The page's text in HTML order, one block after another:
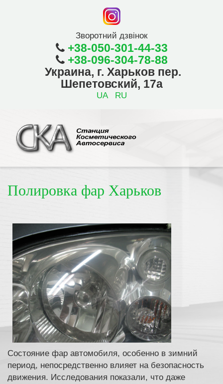
Зворотний дзвінок
+38-050-301-44-33
+38-096-304-78-88
Украина, г. Харьков пер.
Шепетовский, 17а
UA RU
Полировка фар Харьков
Состояние фар автомобиля, особенно в зимний
период, непосредственно влияет на безопасность
движения. Исследования показали, что даже